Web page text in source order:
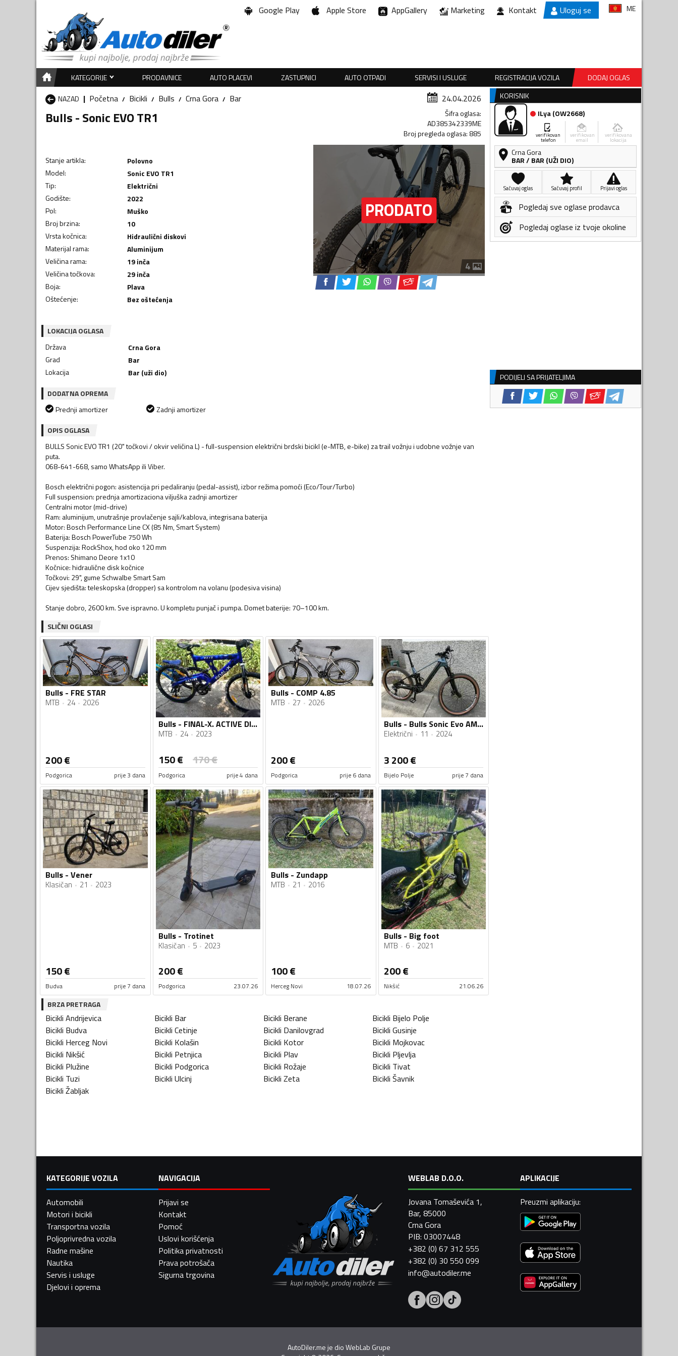
Google Play Apple Store AppGallery Marketing Kontakt Uloguj se ME
KATEGORIJE PRODAVNICE AUTO PLACEVI ZASTUPNICI AUTO OTPADI SERVISI I USLUGE REGISTRACIJA VOZILA
DODAJ OGLAS
NAZAD
Početna Bicikli Bulls Crna Gora Bar 24.04.2026
Bulls - Sonic EVO TR1 Šifra oglasa:
AD385342339ME
Broj pregleda oglasa: 885
Stanje artikla:
Polovno
Model:
Sonic EVO TR1
Tip:
Električni
Godište:
2022
Pol:
Muško
Broj brzina:
10
Vrsta kočnica:
Hidraulični diskovi
Materijal rama:
Aluminijum
Veličina rama:
19 inča
Veličina točkova:
29 inča
Boja:
Plava
Oštećenje: Bez oštećenja
4
LOKACIJA OGLASA
Država
Crna Gora
Grad
Bar
Lokacija
Bar (uži dio)
DODATNA OPREMA
Prednji amortizer
Zadnji amortizer
OPIS OGLASA
BULLS Sonic EVO TR1 (20" točkovi / okvir veličina L) - full-suspension električni brdski bicikl (e-MTB, e-bike) za trail vožnju i udobne vožnje van
puta.
068-641-668, samo WhatsApp ili Viber.
Bosch električni pogon: asistencija pri pedaliranju (pedal-assist), izbor režima pomoći (Eco/Tour/Turbo)
Full suspension: prednja amortizaciona viljuška zadnji amortizer
Centralni motor (mid-drive)
Ram: aluminijum, unutrašnje provlačenje sajli/kablova, integrisana baterija
Motor: Bosch Performance Line CX (85 Nm, Smart System)
Baterija: Bosch PowerTube 750 Wh
Suspenzija: RockShox, hod oko 120 mm
Prenos: Shimano Deore 1x10
Kočnice: hidraulične disk kočnice
Točkovi: 29", gume Schwalbe Smart Sam
Cijev sjedišta: teleskopska (dropper) sa kontrolom na volanu (podesiva visina)
SLIČNI OGLASI
Bulls - FRE STAR
MTB 24 2026
200€
Podgorica prije 3 dana
Bulls - FINAL-X. ACTIVE DISK
MTB 24 2023
150€ 170€
Podgorica prije 4 dana
Bulls - COMP 4.85
MTB 27 2026
200€
Podgorica prije 6 dana
Bulls - Bulls Sonic Evo AM - SL2
Električni 11 2024
3 200€
Bijelo Polje prije 7 dana
Bulls - Vener
Klasičan 21 2023
150€
Budva prije 7 dana
Bulls - Trotinet
Klasičan 5 2023
200€
Podgorica 23.07.26
Bulls - Zundapp
MTB 21 2016
100€
Herceg Novi 18.07.26
Bulls - Big foot
MTB 6 2021
200€
Nikšić 21.06.26
BRZA PRETRAGA
Bicikli Andrijevica Bicikli Bar Bicikli Berane Bicikli Bijelo Polje
Bicikli Budva Bicikli Cetinje Bicikli Danilovgrad Bicikli Gusinje
Bicikli Herceg Novi Bicikli Kolašin Bicikli Kotor Bicikli Mojkovac
Bicikli Nikšić Bicikli Petnjica Bicikli Plav Bicikli Pljevlja
Bicikli Plužine Bicikli Podgorica Bicikli Rožaje Bicikli Tivat
Bicikli Tuzi Bicikli Ulcinj Bicikli Zeta Bicikli Šavnik
Bicikli Žabljak
KORISNIK
ILya(OW2668)
verifikovan
telefon
verifikovan
email
verifikovana
lokacija
Crna Gora
BAR/ BAR (UŽI DIO)
Sačuvaj oglas Sačuvaj profil Prijavi oglas
Pogledaj sve oglase prodavca
Pogledaj oglase iz tvoje okoline
PODIJELI SA PRIJATELJIMA
KATEGORIJE VOZILA
Automobili
Motori i bicikli
Transportna vozila
Poljoprivredna vozila
Radne mašine
Nautika
Servis i usluge
Djelovi i oprema
NAVIGACIJA
Prijavi se
Kontakt
Pomoć
Uslovi korišćenja
Politika privatnosti
Prava potrošača
Sigurna trgovina
WEBLAB D.O.O.
Jovana Tomaševića 1,
Bar, 85000
Crna Gora
PIB: 03007448
+382 (0) 67 312 555
+382 (0) 30 550 099
info@autodiler.me
APLIKACIJE
Preuzmi aplikaciju:
AutoDiler.me je dioWebLab Grupe